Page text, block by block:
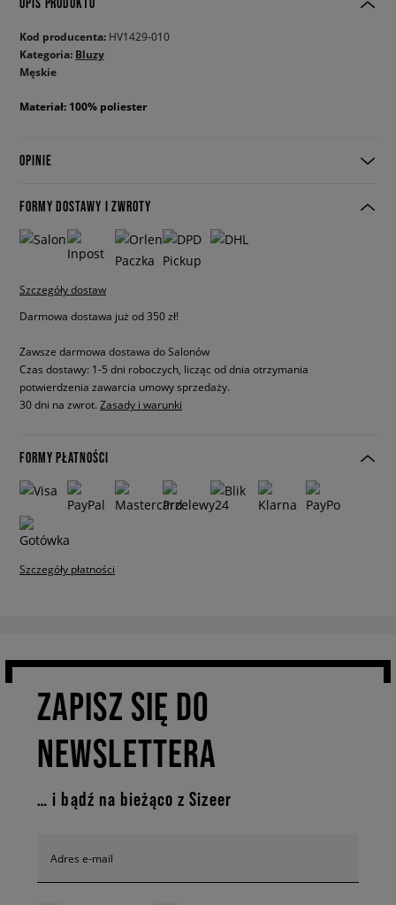
Kod producenta: HV1429-010
Kategoria: Bluzy
Męskie
Materiał: 100% poliester
OPINIE
FORMY DOSTAWY I ZWROTY
Szczegóły dostaw
Darmowa dostawa już od 350 zł!
Zawsze darmowa dostawa do Salonów
Czas dostawy: 1-5 dni roboczych, licząc od dnia otrzymania
potwierdzenia zawarcia umowy sprzedaży.
30 dni na zwrot. Zasady i warunki
FORMY PŁATNOŚCI
Szczegóły płatności
ZAPISZ SIĘ DO
NEWSLETTERA
… i bądź na bieżąco z Sizeer
Adres e-mail